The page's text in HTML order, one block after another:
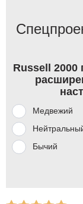
Russell 2000
Медвежий
Бычий